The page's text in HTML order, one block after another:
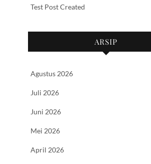
Test Post Created
ARSIP
Agustus 2026
Juli 2026
Juni 2026
Mei 2026
April 2026